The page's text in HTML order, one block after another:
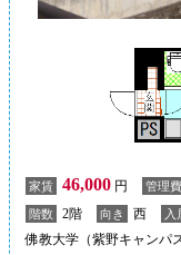
家賃 46,000 円 管理費
階数 2階 向き 西 入
佛教大学（紫野キャンパ